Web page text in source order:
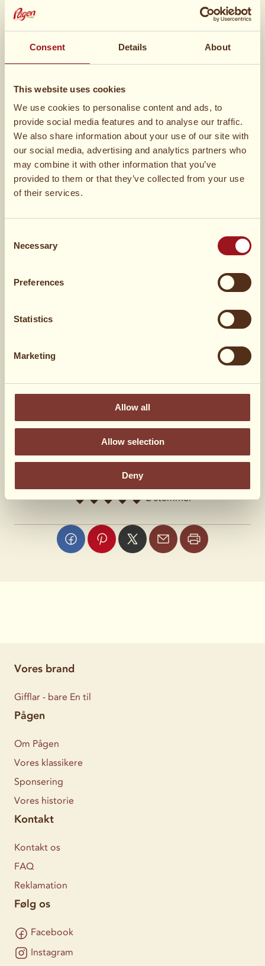
Consent Details About
This website uses cookies
We use cookies to personalise content and ads, to
provide social media features and to analyse our traffic.
We also share information about your use of our site with
our social media, advertising and analytics partners who
may combine it with other information that you’ve
provided to them or that they’ve collected from your use
of their services.
Selection
Necessary
Preferences
Statistics
Marketing
Allow all
Allow selection
Deny
8 skiverJättefranska
2 pakker lys blokchokolade
Æg (3 stk)
1 spsk
Smør til at stege i
Til servering:
Flormelis til at pudre hen over
Vaniljeis
Hvad syntes du?
2 stemmer
Vores brand
Gifflar - bare En til
Pågen
Om Pågen
Vores klassikere
Sponsering
Vores historie
Kontakt
Kontakt os
FAQ
Reklamation
Følg os
Facebook
Instagram